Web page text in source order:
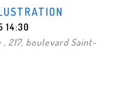
14:30
217, boulevard Saint-